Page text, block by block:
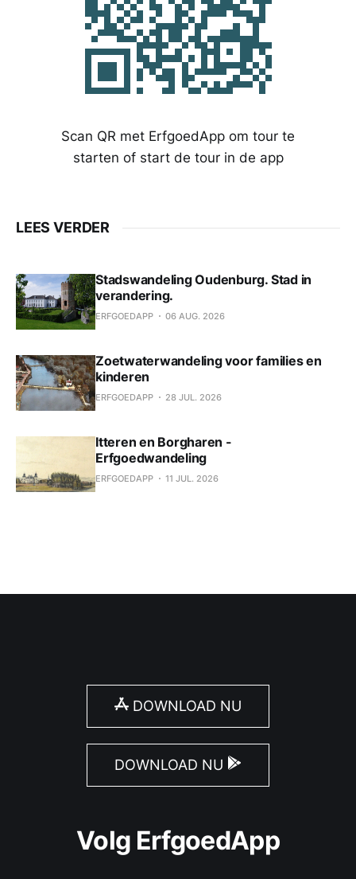
Scan QR met ErfgoedApp om tour te
starten of start de tour in de app
LEES VERDER
Stadswandeling Oudenburg. Stad in
verandering.
ERFGOEDAPP 06 AUG. 2026
Zoetwaterwandeling voor families en
kinderen
ERFGOEDAPP 28 JUL. 2026
Itteren en Borgharen -
Erfgoedwandeling
ERFGOEDAPP 11 JUL. 2026
DOWNLOAD NU
DOWNLOAD NU
Volg ErfgoedApp